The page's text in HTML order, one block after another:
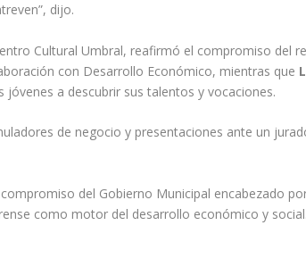
dijo.
Cultural Umbral, reafirmó el compromiso del
con Desarrollo Económico, mientras que
a descubrir sus talentos y vocaciones.
de negocio y presentaciones ante un
del Gobierno Municipal encabezado
como motor del desarrollo económico y social.